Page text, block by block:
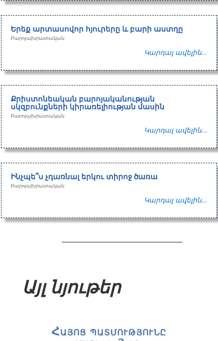
Երեք արտասովոր հյուրերը և բարի աստղը
Բարոյախրատական
Կարդալ ավելին...
Քրիստոնեական բարոյականության
սկզբունքների կիրառելիության մասին
Բարոյախրատական
Կարդալ ավելին...
Ինչպե՞ս չդառնալ երկու տիրոջ ծառա
Բարոյախրատական
Կարդալ ավելին...
Այլ նյութեր
Հայոց պատմությունը